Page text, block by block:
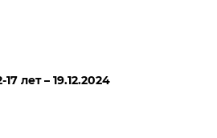
лет – 19.12.2024